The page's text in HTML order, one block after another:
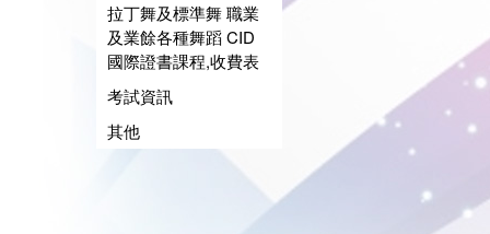
拉丁舞及標準舞 職業
及業餘各種舞蹈 CID
國際證書課程,收費表
考試資訊
其他